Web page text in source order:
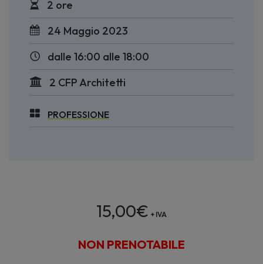
2 ore
24 Maggio 2023
dalle 16:00 alle 18:00
2 CFP Architetti
PROFESSIONE
15,00€ + IVA
NON PRENOTABILE